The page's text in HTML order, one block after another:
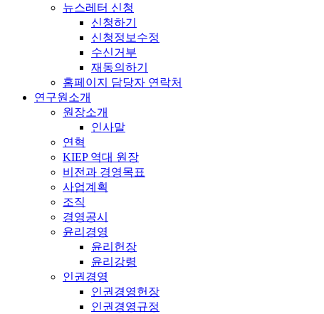
뉴스레터 신청
신청하기
신청정보수정
수신거부
재동의하기
홈페이지 담당자 연락처
연구원소개
원장소개
인사말
연혁
KIEP 역대 원장
비전과 경영목표
사업계획
조직
경영공시
윤리경영
윤리헌장
윤리강령
인권경영
인권경영헌장
인권경영규정